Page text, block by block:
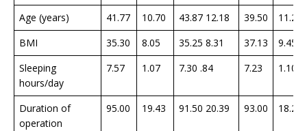
Age (years)
41.77 10.70 43.87 12.18 39.50
11.28
BMI
35.30 8.05 35.25 8.31 37.13
9.45
Sleeping
hours/day
7.57 1.07 7.30 .84 7.23 1.10
Duration of
operation
95.00 19.43 91.50 20.39 93.00 18.22